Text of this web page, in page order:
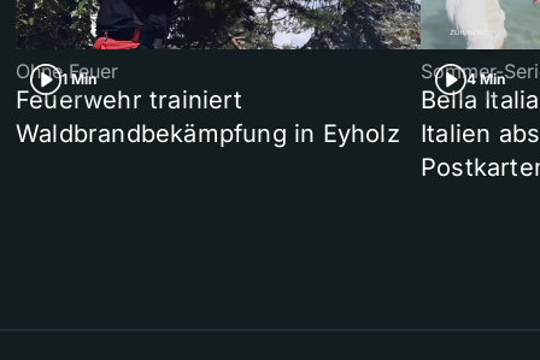
1 Min
Ohne Feuer
Feuerwehr trainiert
Waldbrandbekämpfung in Eyholz
4 Min
Sommer-
Bella
Italien